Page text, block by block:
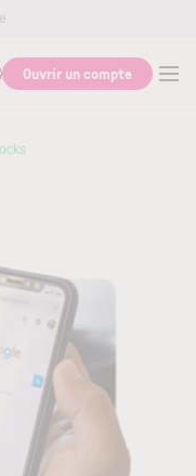
Ouvrir un compte